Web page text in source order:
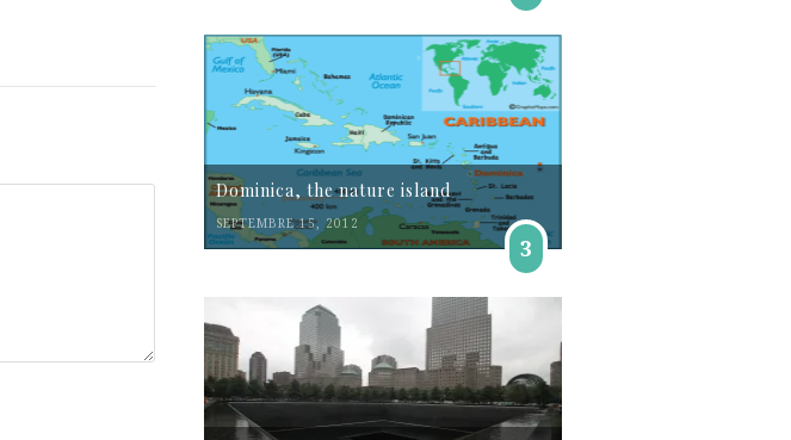
Dominica, the nature island
SEPTEMBRE 15, 2012
3